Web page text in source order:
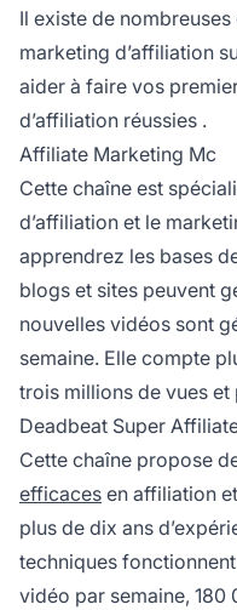
Il existe de
marketing d’affiliation
aider à faire vos
d’affiliation réussies .
Affiliate Marketing Mc
Cette chaîne est
d’affiliation et le
apprendrez les bases
blogs et sites peuvent
nouvelles vidéos sont
semaine. Elle compte
trois millions de vues
Deadbeat Super
Cette chaîne propose
efficaces en affiliation
plus de dix ans
techniques
vidéo par semaine, 180